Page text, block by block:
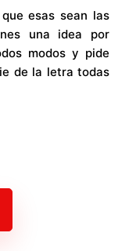
esas sean las
una idea por
modos y pide
de la letra todas